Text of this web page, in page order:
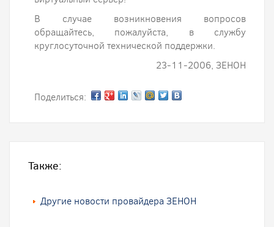
В случае возникновения вопросов
обращайтесь, пожалуйста, в службу
круглосуточной технической поддержки.
23-11-2006, ЗЕНОН
Поделиться:
Также:
Другие новости провайдера ЗЕНОН